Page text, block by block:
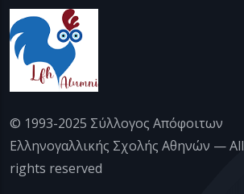
© 1993-2025 Σύλλογος Απόφοιτων
Ελληνογαλλικής Σχολής Αθηνών — All
rights reserved